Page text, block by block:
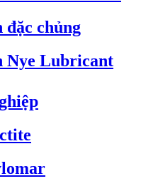
chủng
Nye Lubricant